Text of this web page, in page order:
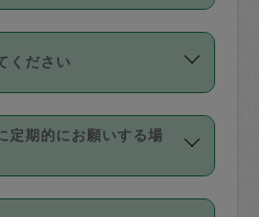
をご利用いただくに
とが必要です。な
ても、値引き等はござ
からタスカジさん自
定しています。
設定には最初は制限
数、レビューの平均
定可能な最高額が上
なっています。
ください
ットカード（Visa／
EXPRESS／
となります。
定期的にお願いする場
」と「定期（毎週｜